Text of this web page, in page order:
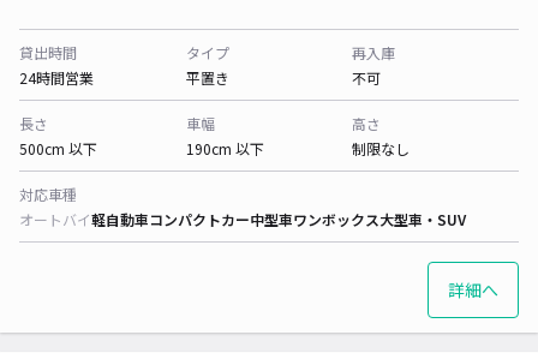
貸出時間
24時間営業
タイプ
平置き
再入庫
不可
長さ
500cm 以下
車幅
190cm 以下
高さ
制限なし
対応車種
オートバイ軽自動車コンパクトカー中型車ワンボックス大型車・SUV
詳細へ